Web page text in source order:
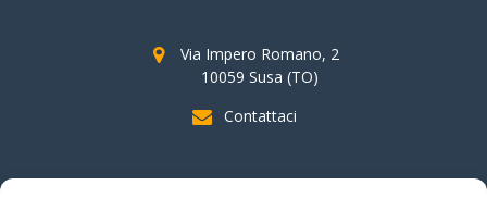
Via Impero Romano, 2
10059 Susa (TO)
Contattaci